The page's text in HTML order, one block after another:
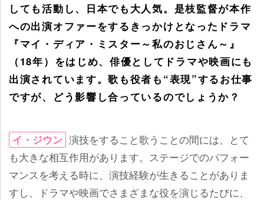
しても活動し、日本でも大人気。是枝監督が本作
への出演オファーをするきっかけとなったドラマ
『マイ・ディア・ミスター～私のおじさん～』
（18年）をはじめ、俳優としてドラマや映画にも
出演されています。歌も役者も“表現”するお仕事
ですが、どう影響し合っているのでしょうか？
イ・ジウン 演技をすること歌うことの間には、とて
も大きな相互作用があります。ステージでのパフォー
マンスを考える時に、演技経験が生きることがありま
すし、ドラマや映画でさまざまな役を演じるたびに、